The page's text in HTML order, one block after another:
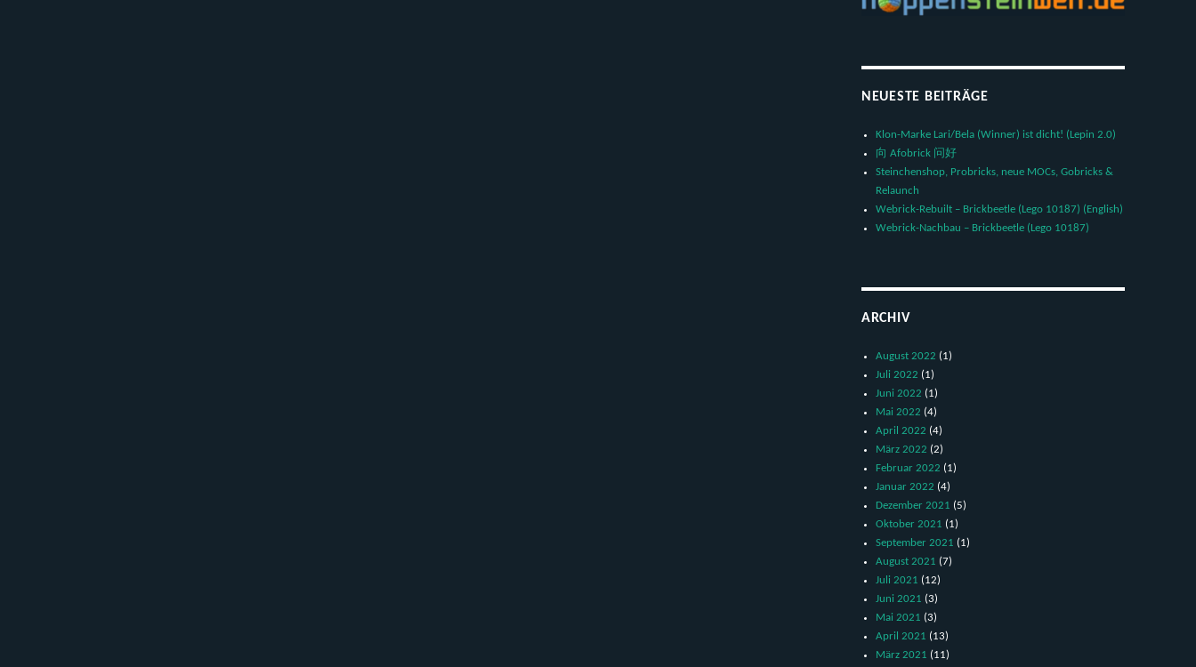
NEUESTE BEITRÄGE
Klon-Marke Lari/Bela (Winner) ist dicht! (Lepin 2.0)
向 Afobrick 问好
Steinchenshop, Probricks, neue MOCs, Gobricks &
Relaunch
Webrick-Rebuilt – Brickbeetle (Lego 10187) (English)
Webrick-Nachbau – Brickbeetle (Lego 10187)
ARCHIV
August 2022 (1)
Juli 2022 (1)
Juni 2022 (1)
Mai 2022 (4)
April 2022 (4)
März 2022 (2)
Februar 2022 (1)
Januar 2022 (4)
Dezember 2021 (5)
Oktober 2021 (1)
September 2021 (1)
August 2021 (7)
Juli 2021 (12)
Juni 2021 (3)
Mai 2021 (3)
April 2021 (13)
März 2021 (11)